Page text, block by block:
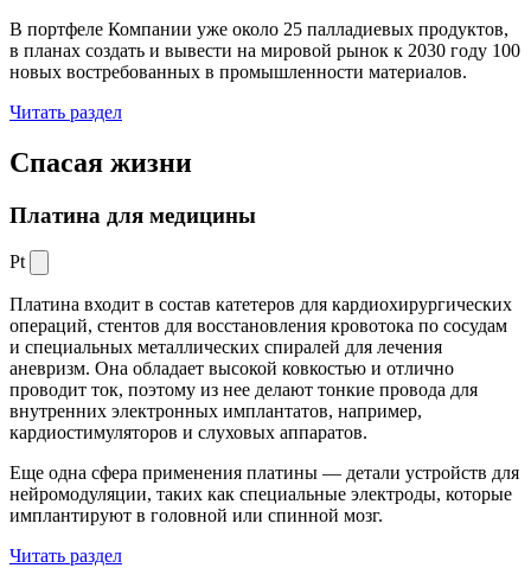
В портфеле Компании уже около 25 палладиевых продуктов,
в планах создать и вывести на мировой рынок к 2030 году 100
новых востребованных в промышленности материалов.
Читать раздел
Спасая жизни
Платина для медицины
Pt
Платина входит в состав катетеров для кардиохирургических
операций, стентов для восстановления кровотока по сосудам
и специальных металлических спиралей для лечения
аневризм. Она обладает высокой ковкостью и отлично
проводит ток, поэтому из нее делают тонкие провода для
внутренних электронных имплантатов, например,
кардиостимуляторов и слуховых аппаратов.
Еще одна сфера применения платины — детали устройств для
нейромодуляции, таких как специальные электроды, которые
имплантируют в головной или спинной мозг.
Читать раздел